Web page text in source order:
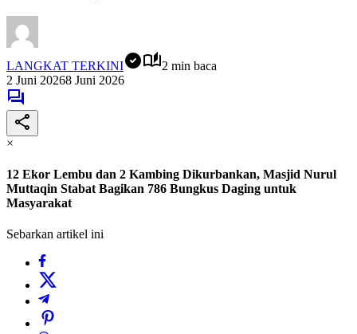
LANGKAT TERKINI
2 min baca
2 Juni 20268 Juni 2026
×
12 Ekor Lembu dan 2 Kambing Dikurbankan, Masjid Nurul
Muttaqin Stabat Bagikan 786 Bungkus Daging untuk
Masyarakat
Sebarkan artikel ini